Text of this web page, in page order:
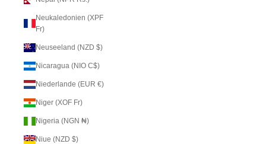
Neukaledonien (XPF
Fr)
Neuseeland (NZD $)
Nicaragua (NIO C$)
Niederlande (EUR €)
Niger (XOF Fr)
Nigeria (NGN ₦)
Niue (NZD $)